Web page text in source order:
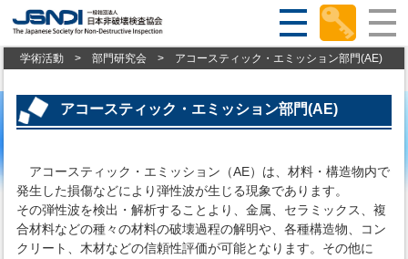
学術活動 > 部門研究会 > アコースティック・エミッション部門(AE)
アコースティック・エミッション部門(AE)
アコースティック・エミッション（AE）は、材料・構造物内で
発生した損傷などにより弾性波が生じる現象であります。
その弾性波を検出・解析することより、金属、セラミックス、複
合材料などの種々の材料の破壊過程の解明や、各種構造物、コン
クリート、木材などの信頼性評価が可能となります。その他に